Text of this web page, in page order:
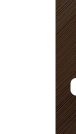
consiste
puis